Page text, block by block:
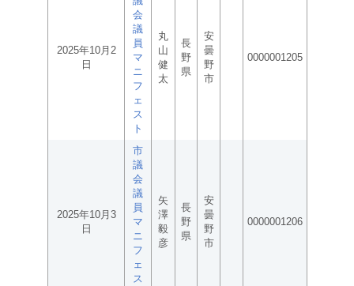
2025年10月2
日
会
議
員
マ
ニ
フ
ェ
ス
ト
丸
山
健
太
長
野
県
安
曇
野
市
0000001205
2025年10月3
日
市
議
会
議
員
マ
ニ
フ
ェ
ス
矢
澤
毅
彦
長
野
県
安
曇
野
市
0000001206